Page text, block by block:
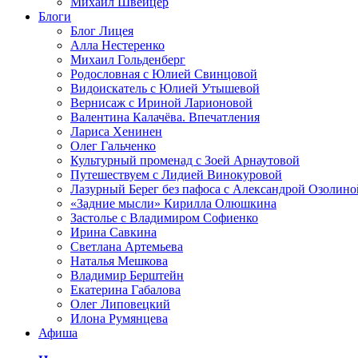
Блоги
Блог Лицея
Алла Нестеренко
Михаил Гольденберг
Родословная с Юлией Свинцовой
Видоискатель с Юлией Утышевой
Вернисаж с Ириной Ларионовой
Валентина Калачёва. Впечатления
Лариса Хенинен
Олег Гальченко
Культурный променад с Зоей Арнаутовой
Путешествуем с Лидией Винокуровой
Лазурный Берег без пафоса с Александрой
«Задние мысли» Кирилла Олюшкина
Застолье с Владимиром Софиенко
Ирина Савкина
Светлана Артемьева
Наталья Мешкова
Владимир Берштейн
Екатерина Габалова
Олег Липовецкий
Илона Румянцева
Афиша